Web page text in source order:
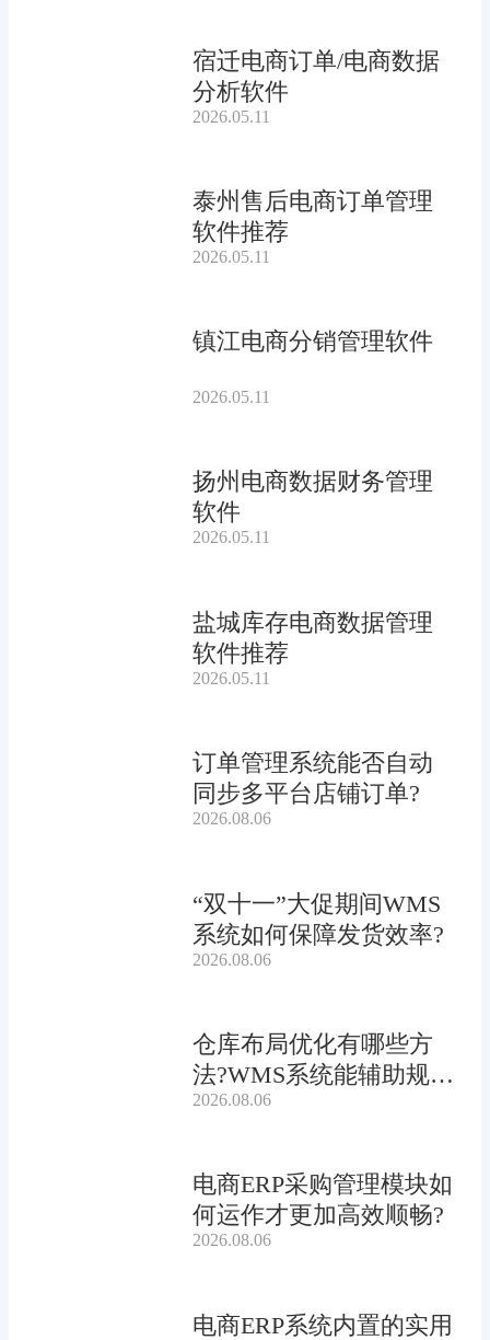
宿迁电商订单/电商数据
分析软件
2026.05.11
泰州售后电商订单管理
软件推荐
2026.05.11
镇江电商分销管理软件
2026.05.11
扬州电商数据财务管理
软件
2026.05.11
盐城库存电商数据管理
软件推荐
2026.05.11
订单管理系统能否自动
同步多平台店铺订单?
2026.08.06
“双十一”大促期间WMS
系统如何保障发货效率?
2026.08.06
仓库布局优化有哪些方
法?WMS系统能辅助规划
吗?
2026.08.06
电商ERP采购管理模块如
何运作才更加高效顺畅?
2026.08.06
电商ERP系统内置的实用